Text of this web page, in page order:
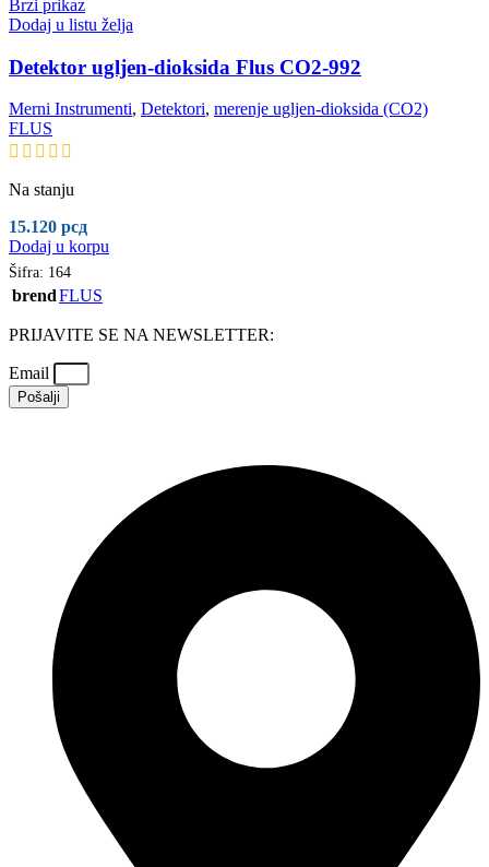
Brzi prikaz
Dodaj u listu želja
Detektor ugljen-dioksida Flus CO2-992
Merni Instrumenti, Detektori, merenje ugljen-dioksida (CO2)
FLUS
Na stanju
15.120 рсд
Dodaj u korpu
Šifra: 164
brendFLUS
PRIJAVITE SE NA NEWSLETTER:
Email
Pošalji